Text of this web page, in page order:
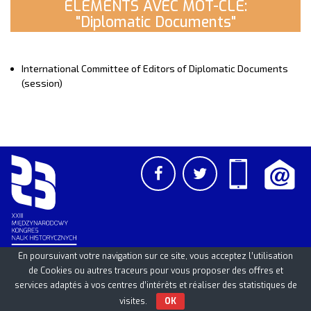
ELEMENTS AVEC MOT-CLE:
"Diplomatic Documents"
International Committee of Editors of Diplomatic Documents
(session)
En poursuivant votre navigation sur ce site, vous acceptez l’utilisation
de Cookies ou autres traceurs pour vous proposer des offres et
services adaptés à vos centres d’intérêts et réaliser des statistiques de
visites.
OK